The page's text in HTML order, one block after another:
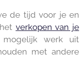
de tijd voor je en
verkopen van je
werk uit
met andere